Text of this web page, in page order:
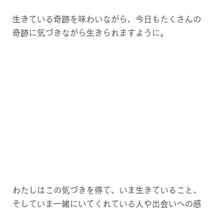
生きている奇跡を味わいながら、今日もたくさんの
奇跡に気づきながら生きられますように。
わたしはこの気づきを得て、いま生きていること、
そしていま一緒にいてくれている人や出会いへの感